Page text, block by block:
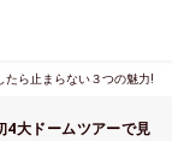
たら止まらない３つの魅力!
4大ドームツアーで見